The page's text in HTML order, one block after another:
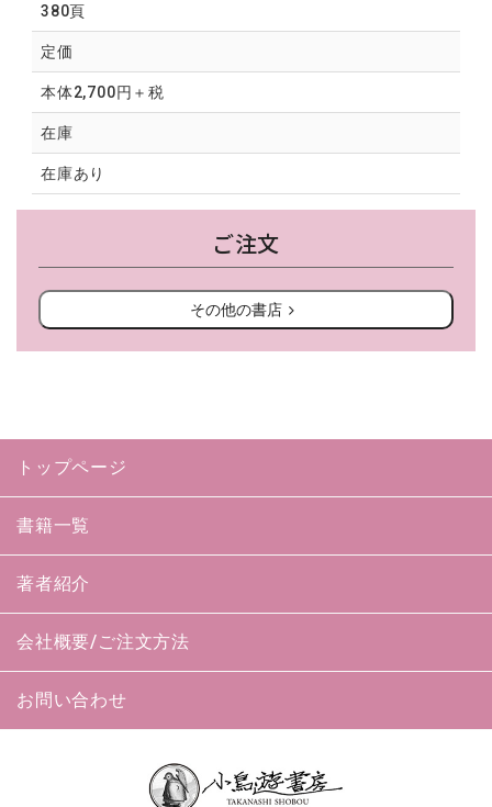
380頁
定価
本体2,700円＋税
在庫
在庫あり
ご注文
その他の書店
トップページ
書籍一覧
著者紹介
会社概要/ご注文方法
お問い合わせ